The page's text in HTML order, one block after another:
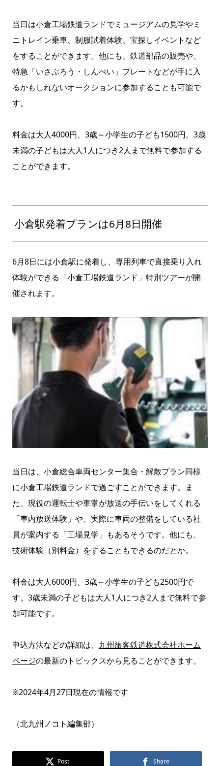
当日は小倉工場鉄道ランドでミュージアムの見学やミ
ニトレイン乗車、制服試着体験、宝探しイベントなど
をすることができます。他にも、鉄道部品の販売や、
特急「いさぶろう・しんぺい」プレートなどが手に入
るかもしれないオークションに参加することも可能で
す。
料金は大人4000円、3歳～小学生の子ども1500円。3歳
未満の子どもは大人1人につき2人まで無料で参加する
ことができます。
小倉駅発着プランは6月8日開催
6月8日には小倉駅に発着し、専用列車で直接乗り入れ
体験ができる「小倉工場鉄道ランド」特別ツアーが開
催されます。
当日は、小倉総合車両センター集合・解散プラン同様
に小倉工場鉄道ランドで過ごすことができます。ま
た、現役の運転士や車掌が放送の手伝いをしてくれる
「車内放送体験」や、実際に車両の整備をしている社
員が案内する「工場見学」もあるそうです。他にも、
技術体験（別料金）をすることもできるのだとか。
料金は大人6000円、3歳～小学生の子ども2500円で
す。3歳未満の子どもは大人1人につき2人まで無料で参
加可能です。
申込方法などの詳細は、 九州旅客鉄道株式会社ホーム
ページの最新のトピックスから見ることができます。
※2024年4月27日現在の情報です
（北九州ノコト編集部）
Post Share